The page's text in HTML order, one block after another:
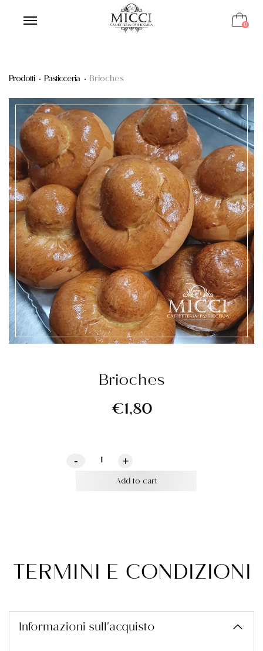
0
Prodotti Pasticceria Brioches
Brioches
€1,80
+
-
Add to cart
TERMINI E CONDIZIONI
Informazioni sull'acquisto